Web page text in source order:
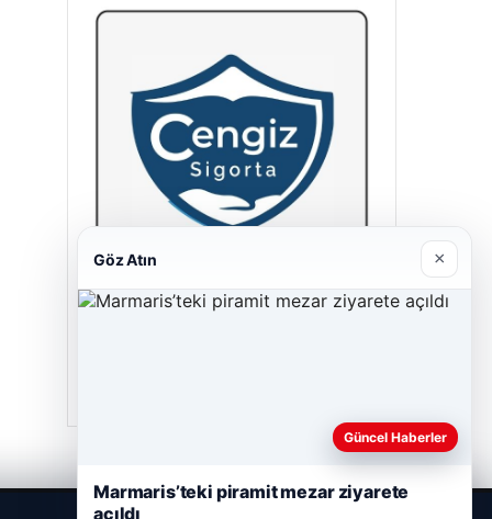
Göz Atın ×
Güncel Haberler
Marmaris’teki piramit mezar ziyarete
açıldı